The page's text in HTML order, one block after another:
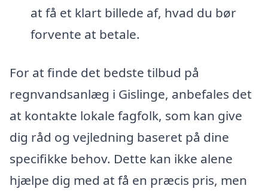
at få et klart billede af, hvad du bør
forvente at betale.
For at finde det bedste tilbud på
regnvandsanlæg i Gislinge, anbefales det
at kontakte lokale fagfolk, som kan give
dig råd og vejledning baseret på dine
specifikke behov. Dette kan ikke alene
hjælpe dig med at få en præcis pris, men